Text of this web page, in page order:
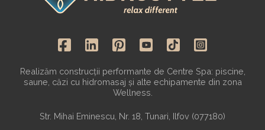
Realizăm construcții performante de Centre Spa: piscine,
saune, căzi cu hidromasaj și alte echipamente din zona
Wellness.
Str. Mihai Eminescu, Nr. 18, Tunari, Ilfov (077180)